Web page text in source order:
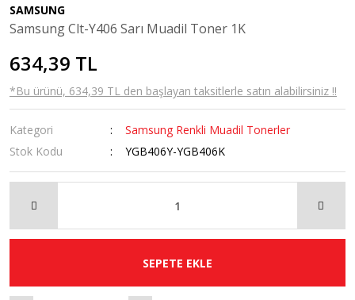
SAMSUNG
Samsung Clt-Y406 Sarı Muadil Toner 1K
634,39 TL
*Bu ürünü, 634,39 TL den başlayan taksitlerle satın alabilirsiniz !!
Kategori
Samsung Renkli Muadil Tonerler
Stok Kodu
YGB406Y-YGB406K
SEPETE EKLE